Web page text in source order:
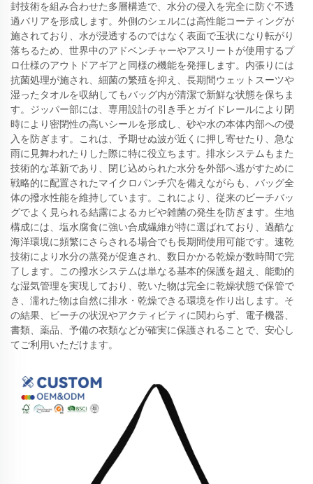
封技術を組み合わせた多層構造で、水分の侵入を完全に防ぐ不透
過バリアを形成します。外側のシェルには高性能コーティングが
施されており、水が浸透するのではなく表面で玉状になり転がり
落ちるため、世界中のアドベンチャーやアスリートが使用するプ
ロ仕様のアウトドアギアと同様の機能を発揮します。内張りには
抗菌処理が施され、細菌の繁殖を抑え、長期間ウェットスーツや
湿ったタオルを収納してもバッグ内が清潔で新鮮な状態を保ちま
す。ジッパー部には、専用設計の引き手とガイドレールにより閉
時により密閉性の高いシールを形成し、砂や水の本体内部への侵
入を防ぎます。これは、予期せぬ波が近くに押し寄せたり、急な
雨に見舞われたりした際に特に役立ちます。排水システムもまた
技術的な革新であり、閉じ込められた水分を外部へ逃がすために
戦略的に配置されたマイクロパンチ穴を備えながらも、バッグ全
体の撥水性能を維持しています。これにより、従来のビーチバッ
グでよく見られる結露によるカビや雑菌の発生を防ぎます。生地
構成には、塩水腐食に強い合成繊維が特に選ばれており、過酷な
海洋環境に頻繁にさらされる場合でも長期間使用可能です。速乾
技術により水分の蒸発が促進され、数日かかる乾燥が数時間で完
了します。この撥水システムは単なる基本的保護を超え、能動的
な湿気管理を実現しており、乾いた物は完全に乾燥状態で保管で
き、濡れた物は自然に排水・乾燥できる環境を作り出します。そ
の結果、ビーチの状況やアクティビティに関わらず、電子機器、
書類、薬品、予備の衣類などが確実に保護されることで、安心し
てご利用いただけます。